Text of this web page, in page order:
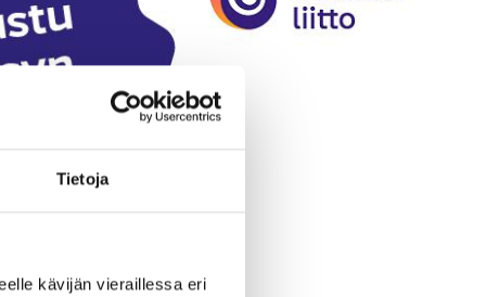
Tietoja
kävijän vieraillessa eri